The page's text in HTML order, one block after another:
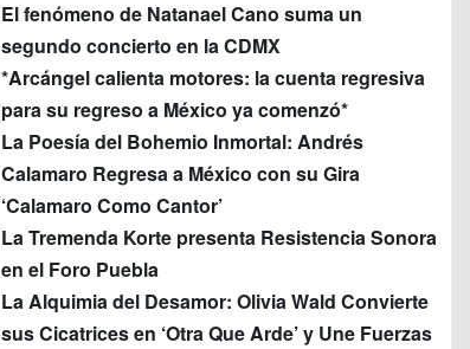
El fenómeno de Natanael Cano suma un
segundo concierto en la CDMX
*Arcángel calienta motores: la cuenta regresiva
para su regreso a México ya comenzó*
La Poesía del Bohemio Inmortal: Andrés
Calamaro Regresa a México con su Gira
‘Calamaro Como Cantor’
La Tremenda Korte presenta Resistencia Sonora
en el Foro Puebla
La Alquimia del Desamor: Olivia Wald Convierte
sus Cicatrices en ‘Otra Que Arde’ y Une Fuerzas